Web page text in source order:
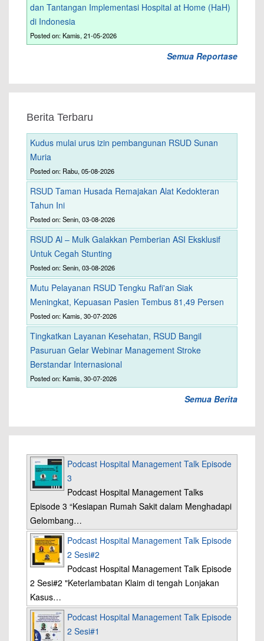
dan Tantangan Implementasi Hospital at Home (HaH)
di Indonesia
Posted on: Kamis, 21-05-2026
Semua Reportase
Berita Terbaru
Kudus mulai urus izin pembangunan RSUD Sunan
Muria
Posted on: Rabu, 05-08-2026
RSUD Taman Husada Remajakan Alat Kedokteran
Tahun Ini
Posted on: Senin, 03-08-2026
RSUD Al – Mulk Galakkan Pemberian ASI Eksklusif
Untuk Cegah Stunting
Posted on: Senin, 03-08-2026
Mutu Pelayanan RSUD Tengku Rafi'an Siak
Meningkat, Kepuasan Pasien Tembus 81,49 Persen
Posted on: Kamis, 30-07-2026
Tingkatkan Layanan Kesehatan, RSUD Bangil
Pasuruan Gelar Webinar Management Stroke
Berstandar Internasional
Posted on: Kamis, 30-07-2026
Semua Berita
Podcast Hospital Management Talk Episode
3
Podcast Hospital Management Talks
Episode 3 “Kesiapan Rumah Sakit dalam Menghadapi
Gelombang…
Podcast Hospital Management Talk Episode
2 Sesi#2
Podcast Hospital Management Talk Episode
2 Sesi#2 "Keterlambatan Klaim di tengah Lonjakan
Kasus…
Podcast Hospital Management Talk Episode
2 Sesi#1